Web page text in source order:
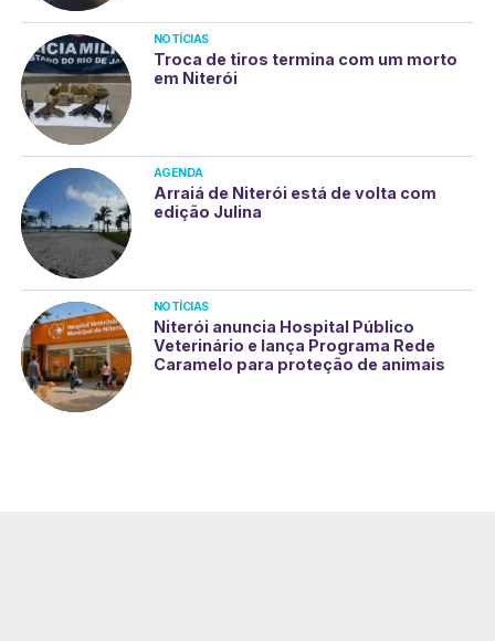
NOTÍCIAS
Troca de tiros termina com um morto
em Niterói
AGENDA
Arraiá de Niterói está de volta com
edição Julina
NOTÍCIAS
Niterói anuncia Hospital Público
Veterinário e lança Programa Rede
Caramelo para proteção de animais